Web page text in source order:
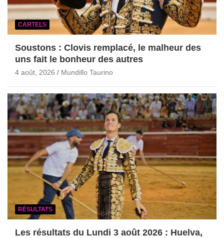
CARTELS
Soustons : Clovis remplacé, le malheur des
uns fait le bonheur des autres
4 août, 2026 Mundillo Taurino
RÉSULTATS
Les résultats du Lundi 3 août 2026 : Huelva,